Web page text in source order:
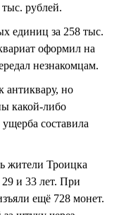
рублей.
единиц за 258 тыс.
оформил на
незнакомцам.
антиквару, но
какой-либо
составила
жители Троицка
и 33 лет. При
ещё 728 монет.